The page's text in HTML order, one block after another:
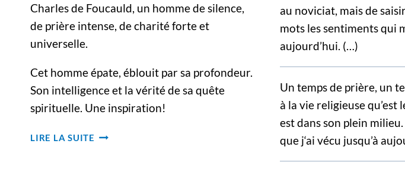
Charles de Foucauld, un homme de silence,
de prière intense, de charité forte et
universelle.
Cet homme épate, éblouit par sa profondeur.
Son intelligence et la vérité de sa quête
spirituelle. Une inspiration!
LIRE LA SUITE UNE
au noviciat, mais de
mots les sentiments qui
aujourd’hui. (…)
Un temps de prière, un
à la vie religieuse qu’est
est dans son plein
que j‘ai vécu jusqu’à